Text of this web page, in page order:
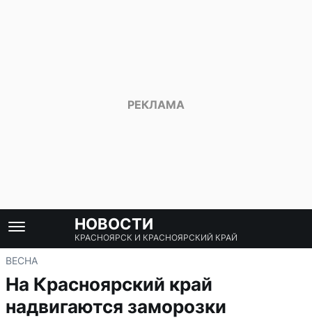
НОВОСТИ
КРАСНОЯРСК И КРАСНОЯРСКИЙ КРАЙ
ВЕСНА
На Красноярский край
надвигаются заморозки